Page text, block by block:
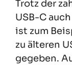
Trotz der
USB-C
ist zum
zu älteren
gegeben.